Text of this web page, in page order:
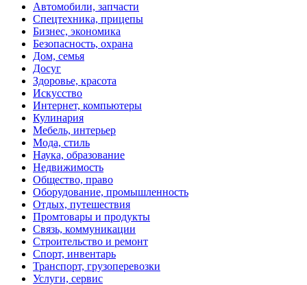
Автомобили, запчасти
Спецтехника, прицепы
Бизнес, экономика
Безопасность, охрана
Дом, семья
Досуг
Здоровье, красота
Искусство
Интернет, компьютеры
Кулинария
Мебель, интерьер
Мода, стиль
Наука, образование
Недвижимость
Общество, право
Оборудование, промышленность
Отдых, путешествия
Промтовары и продукты
Связь, коммуникации
Строительство и ремонт
Спорт, инвентарь
Транспорт, грузоперевозки
Услуги, сервис